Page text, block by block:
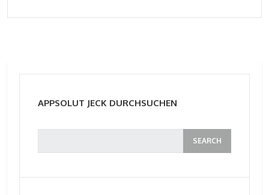
APPSOLUT JECK DURCHSUCHEN